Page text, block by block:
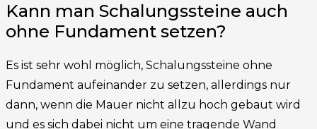
Kann man Schalungssteine auch
ohne Fundament setzen?
Es ist sehr wohl möglich, Schalungssteine ohne
Fundament aufeinander zu setzen, allerdings nur
dann, wenn die Mauer nicht allzu hoch gebaut wird
und es sich dabei nicht um eine tragende Wand